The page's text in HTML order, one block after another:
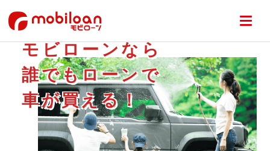
モビローンなら
誰でもローンで
車が買える！